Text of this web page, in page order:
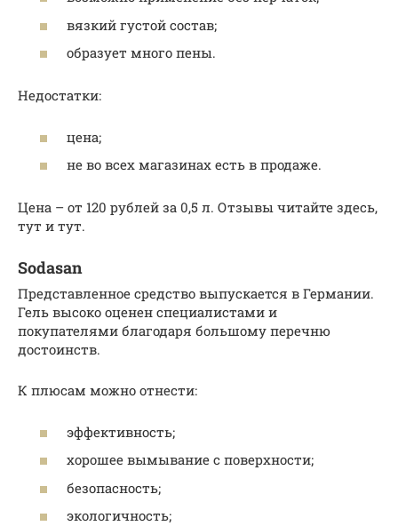
вязкий густой состав;
образует много пены.
Недостатки:
цена;
не во всех магазинах есть в продаже.
Цена – от 120 рублей за 0,5 л. Отзывы читайте здесь,
тут и тут.
Sodasan
Представленное средство выпускается в Германии.
Гель высоко оценен специалистами и
покупателями благодаря большому перечню
достоинств.
К плюсам можно отнести:
эффективность;
хорошее вымывание с поверхности;
безопасность;
экологичность;